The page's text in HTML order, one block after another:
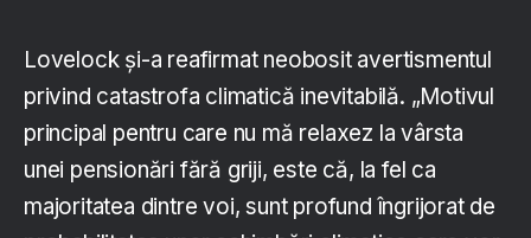
Lovelock și-a reafirmat neobosit avertismentul
privind catastrofa climatică inevitabilă. „Motivul
principal pentru care nu mă relaxez la vârsta
unei pensionări fără griji, este că, la fel ca
majoritatea dintre voi, sunt profund îngrijorat de